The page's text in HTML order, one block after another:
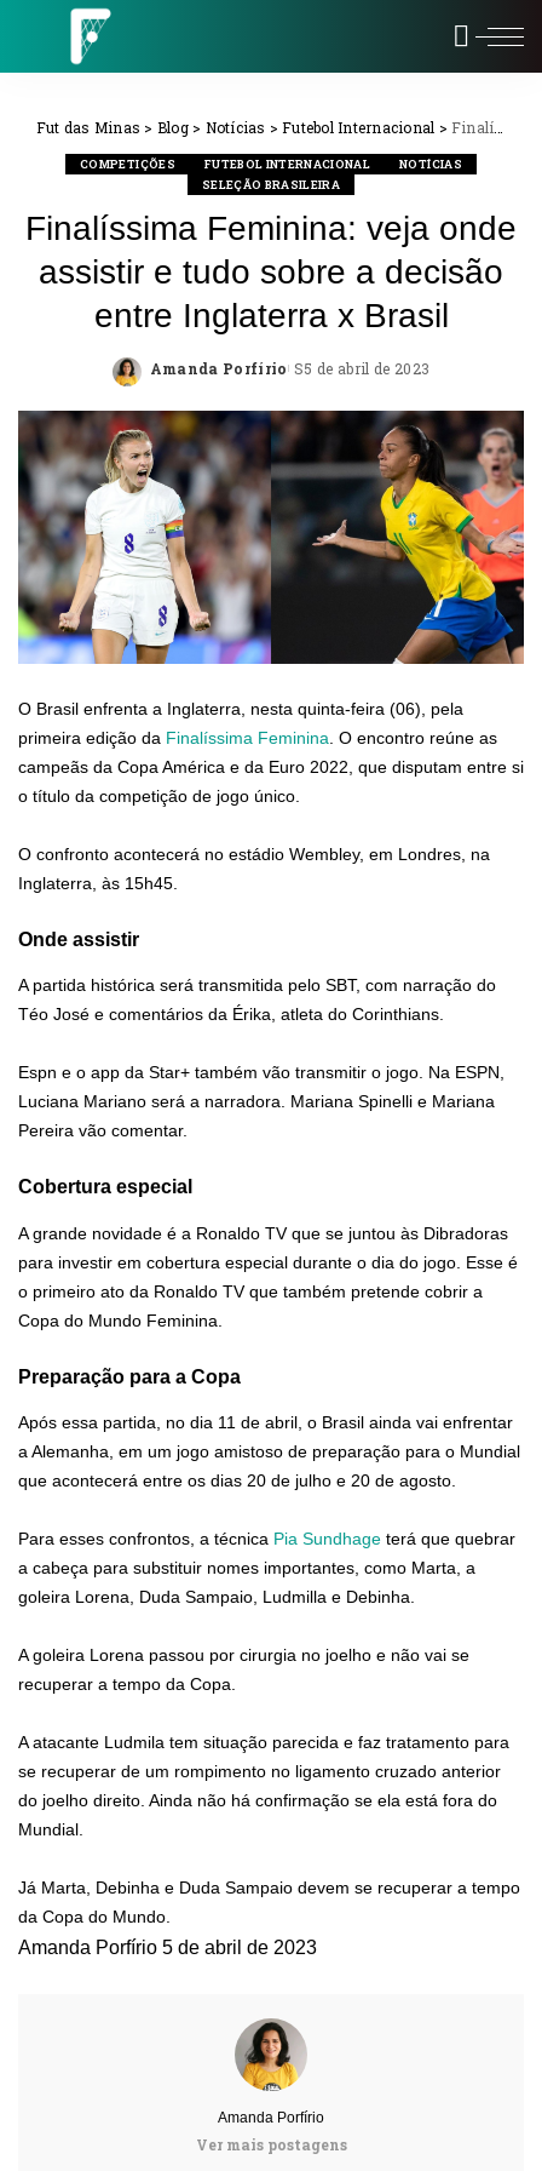
Fut das Minas > Blog> Notícias >Futebol Internacional > Finalíssima Feminina: veja onde assistir e tudo sobre a decisão entre Inglaterra x Brasil
COMPETIÇÕES FUTEBOL INTERNACIONAL
NOTÍCIAS
SELEÇÃO BRASILEIRA
Finalíssima Feminina: veja onde
assistir e tudo sobre a decisão
entre Inglaterra x Brasil
Posted
Amanda Porfírio 5 de abril de 2023
O Brasil enfrenta a Inglaterra, nesta quinta-feira (06), pela
primeira edição da Finalíssima Feminina . O encontro reúne as
campeãs da Copa América e da Euro 2022, que disputam entre si
o título da competição de jogo único.
O confronto acontecerá no estádio Wembley, em Londres, na
Inglaterra, às 15h45.
Onde assistir
A partida histórica será transmitida pelo SBT, com narração do
Téo José e comentários da Érika, atleta do Corinthians.
Espn e o app da Star+ também vão transmitir o jogo. Na ESPN,
Luciana Mariano será a narradora. Mariana Spinelli e Mariana
Pereira vão comentar.
Cobertura especial
A grande novidade é a Ronaldo TV que se juntou às Dibradoras
para investir em cobertura especial durante o dia do jogo. Esse é
o primeiro ato da Ronaldo TV que também pretende cobrir a
Copa do Mundo Feminina.
Preparação para a Copa
Após essa partida, no dia 11 de abril, o Brasil ainda vai enfrentar
a Alemanha, em um jogo amistoso de preparação para o Mundial
que acontecerá entre os dias 20 de julho e 20 de agosto.
Para esses confrontos, a técnica Pia Sundhage terá que quebrar
a cabeça para substituir nomes importantes, como Marta, a
goleira Lorena, Duda Sampaio, Ludmilla e Debinha.
A goleira Lorena passou por cirurgia no joelho e não vai se
recuperar a tempo da Copa.
A atacante Ludmila tem situação parecida e faz tratamento para
se recuperar de um rompimento no ligamento cruzado anterior
do joelho direito. Ainda não há confirmação se ela está fora do
Mundial.
Já Marta, Debinha e Duda Sampaio devem se recuperar a tempo
da Copa do Mundo.
Amanda Porfírio 5 de abril de 2023
Amanda Porfírio
Ver mais postagens